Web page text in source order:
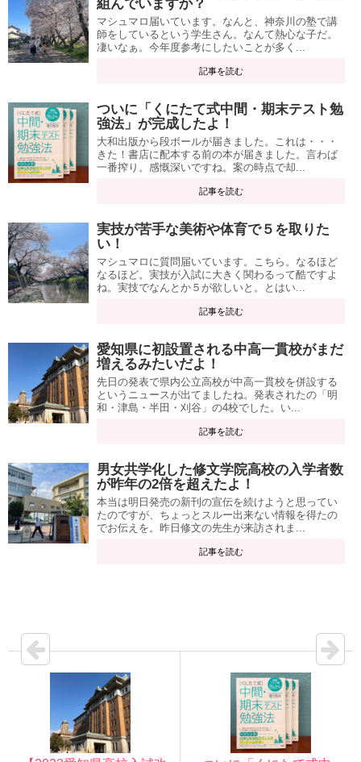
組んでいますか？
マシュマロ届いています。なんと、神奈川の塾で講
師をしているという学生さん。なんて熱心な子だ。
凄いなぁ。今年度参考にしたいことが多く...
記事を読む
ついに「くにたて式中間・期末テスト勉
強法」が完成したよ！
大和出版から段ボールが届きました。これは・・・
きた！書店に配本する前の本が届きました。言わば
一番搾り。感慨深いですね。案の時点で却...
記事を読む
実技が苦手な美術や体育で５を取りた
い！
マシュマロに質問届いています。こちら。なるほど
なるほど。実技が入試に大きく関わるって酷ですよ
ね。実技でなんとか５が欲しいと。とはい...
記事を読む
愛知県に初設置される中高一貫校がまだ
増えるみたいだよ！
先日の発表で県内公立高校が中高一貫校を併設する
というニュースが出てましたね。発表されたの「明
和・津島・半田・刈谷」の4校でした。い...
記事を読む
男女共学化した修文学院高校の入学者数
が昨年の2倍を超えたよ！
本当は明日発売の新刊の宣伝を続けようと思ってい
たのですが、ちょっとスルー出来ない情報を得たの
でお伝えを。昨日修文の先生が来訪されま...
記事を読む